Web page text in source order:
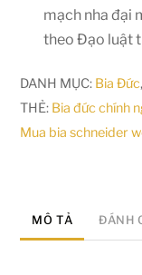
mạch nha đại
theo Đạo luật
DANH MỤC: Bia Đức,
THẺ: Bia đức chính
Mua bia schneider
MÔ TẢ ĐÁNH